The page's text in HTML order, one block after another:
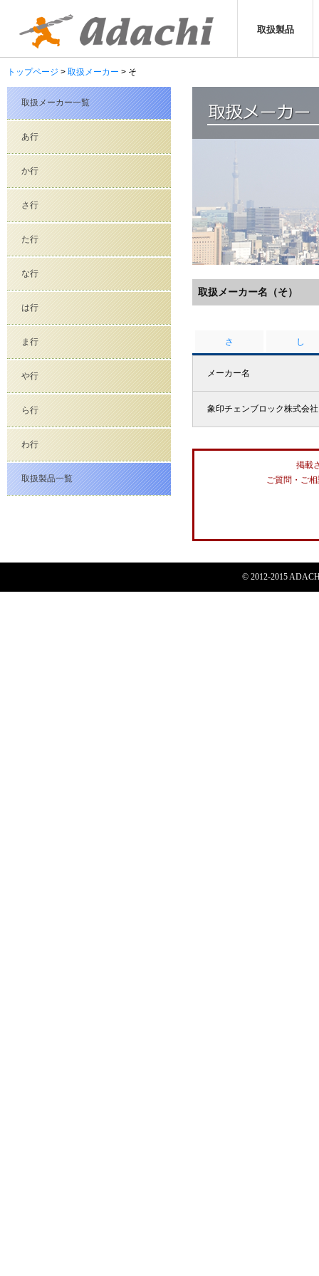
取扱製品
トップページ 取扱メーカー そ
取扱メーカー名（そ）
さ し
メーカー名
象印チェンブロック株式会社
掲載
ご質問・ご
取扱メーカー一覧
あ行
か行
さ行
た行
な行
は行
ま行
や行
ら行
わ行
取扱製品一覧
© 2012-2015